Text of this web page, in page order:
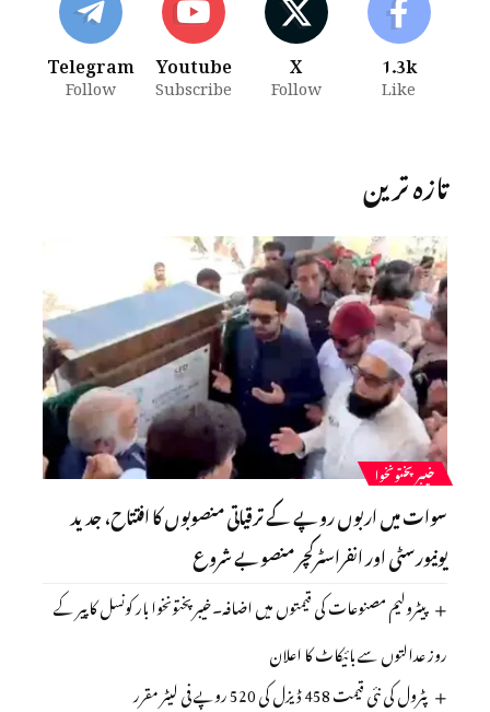
1.3k
Like
X
Follow
Youtube
Subscribe
Telegram
Follow
تازہ ترین
خیبرپختونخوا
سوات میں اربوں روپے کے ترقیاتی منصوبوں کا افتتاح، جدید
یونیورسٹی اور انفراسٹرکچر منصوبے شروع
پیٹرولیم مصنوعات کی قیمتوں میں اضافہ۔خیبر پختونخوا بار کونسل کا پیر کے
روز عدالتوں سے بائیکاٹ کا اعلان
پٹرول کی نئی قیمت 458 ڈیزل کی 520 روپے فی لیٹر مقرر